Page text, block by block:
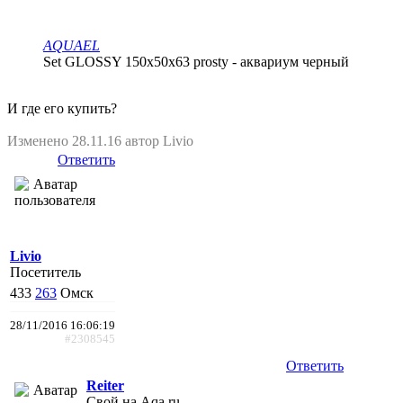
AQUAEL
Set GLOSSY 150x50x63 prosty - аквариум черный
И где его купить?
Изменено 28.11.16 автор Livio
Ответить
Livio
Посетитель
433 263 Омск
28/11/2016 16:06:19
#2308545
Ответить
Reiter